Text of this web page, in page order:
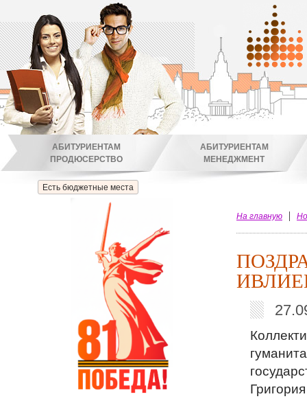
Есть бюджетные места
АБИТУРИЕНТАМ
ПРОДЮСЕРСТВО
АБИТУРИЕНТАМ
МЕНЕДЖМЕНТ
На главную